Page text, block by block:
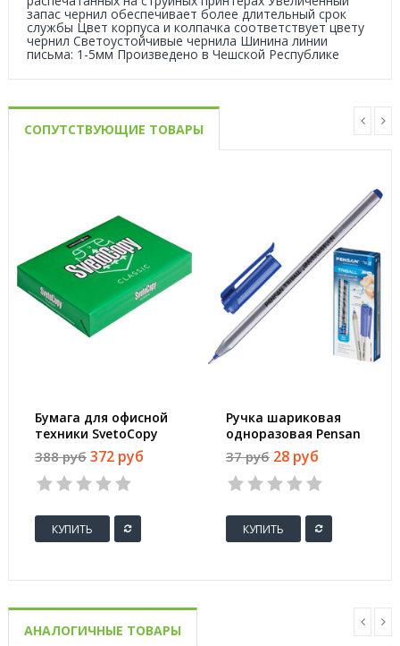
запас чернил обеспечивает более длительный срок
службы Цвет корпуса и колпачка соответствует цвету
чернил Светоустойчивые чернила Шинина линии
письма: 1-5мм Произведено в Чешской Республике
СОПУТСТВУЮЩИЕ ТОВАРЫ
Бумага для офисной
техники SvetoCopy
(A4, марка C, 80 г/
кв.м, 500 листов)
388 руб 372 руб
КУПИТЬ
Ручка шариковая
одноразовая Pensan
Triball синяя
(толщина линии 1
мм)
37 руб 28 руб
КУПИТЬ
АНАЛОГИЧНЫЕ ТОВАРЫ